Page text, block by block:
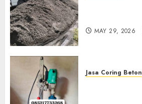
MAY 29, 2026
Jasa Coring Beton